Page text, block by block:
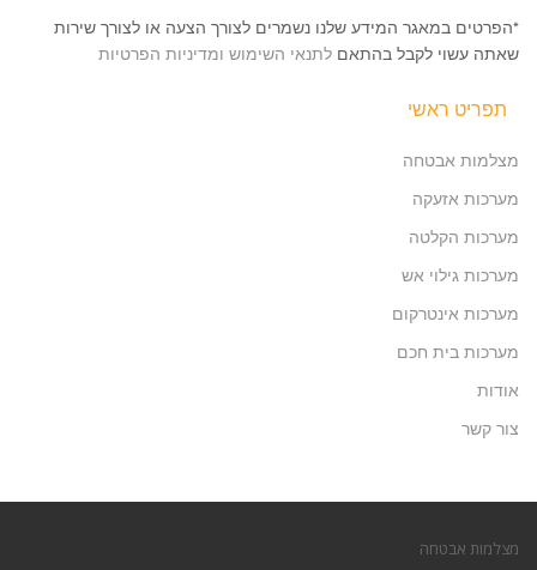
*הפרטים במאגר המידע שלנו נשמרים לצורך הצעה או לצורך שירות
שאתה עשוי לקבל בהתאם לתנאי השימוש ומדיניות הפרטיות
תפריט ראשי
מצלמות אבטחה
מערכות אזעקה
מערכות הקלטה
מערכות גילוי אש
מערכות אינטרקום
מערכות בית חכם
אודות
צור קשר
מצלמות אבטחה